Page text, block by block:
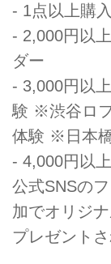
- 1点以上購
- 2,000円以
ダー
- 3,000円以
験 ※渋谷ロ
体験 ※日本
- 4,000円以
公式SNSの
加でオリジ
プレゼントさ